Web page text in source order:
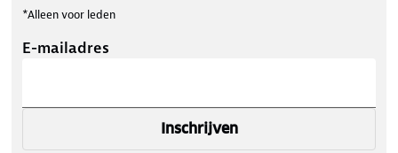
*Alleen voor leden
E-mailadres
Inschrijven